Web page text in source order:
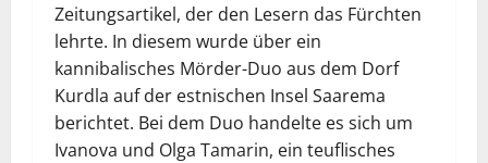
Zeitungsartikel, der den Lesern das Fürchten
lehrte. In diesem wurde über ein
kannibalisches Mörder-Duo aus dem Dorf
Kurdla auf der estnischen Insel Saarema
berichtet. Bei dem Duo handelte es sich um
Ivanova und Olga Tamarin, ein teuflisches